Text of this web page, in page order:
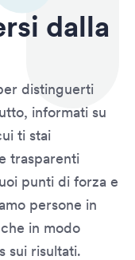
dalla
distinguerti
informati su
ti stai
trasparenti
punti di forza e
persone in
in modo
sui risultati.